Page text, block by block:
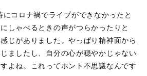
コロナ禍でライブができなかったと
しゃべるときの声がつらかったりと
じがありました。やっぱり精神面から
ましたし、自分の心が穏やかじゃない
よね。これってホント不思議なんです